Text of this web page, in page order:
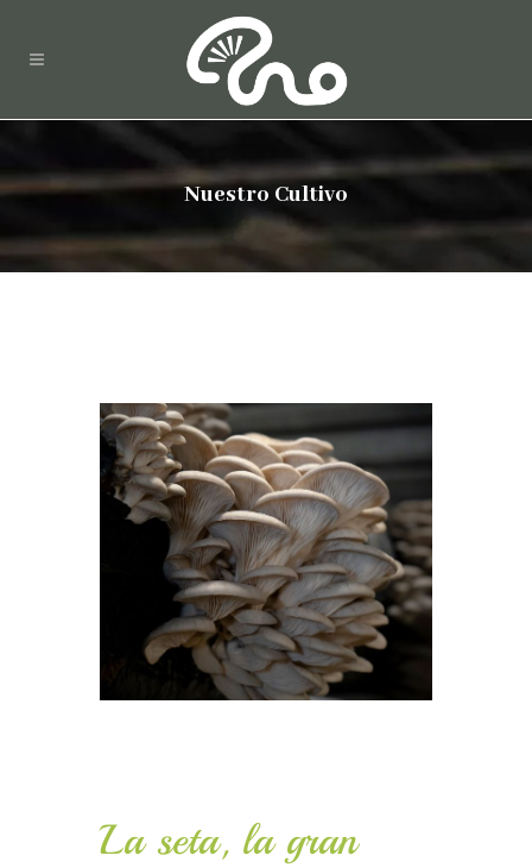
Nuestro Cultivo
La seta, la gran